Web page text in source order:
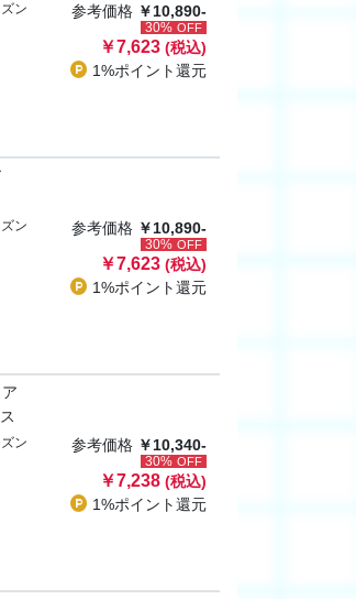
ン 参考価格 ￥10,890-
30% OFF
￥7,623 (税込)
1%ポイント還元
ン 参考価格 ￥10,890-
30% OFF
￥7,623 (税込)
1%ポイント還元
ン 参考価格 ￥10,340-
30% OFF
￥7,238 (税込)
1%ポイント還元